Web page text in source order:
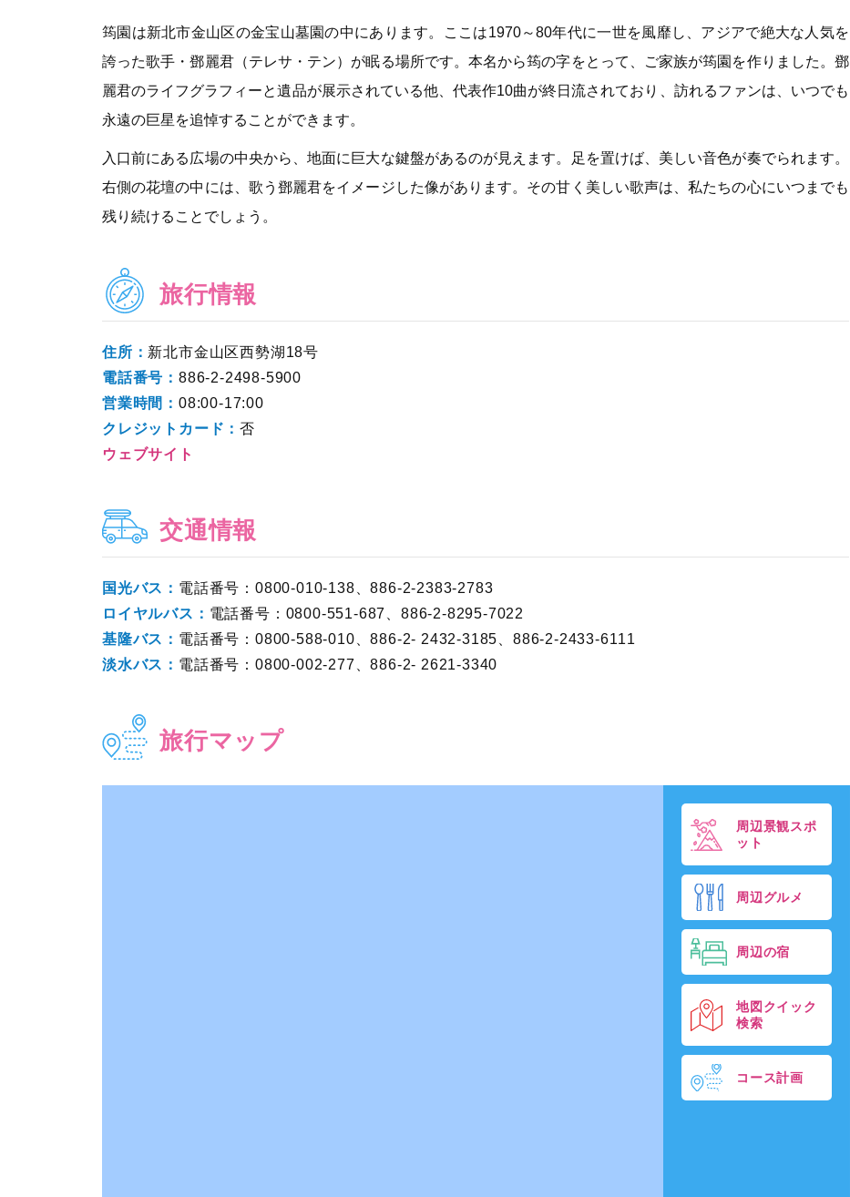
筠園は新北市金山区の金宝山墓園の中にあります。ここは1970～80年代に一世を風靡し、アジアで絶大な人気を
誇った歌手・鄧麗君（テレサ・テン）が眠る場所です。本名から筠の字をとって、ご家族が筠園を作りました。鄧
麗君のライフグラフィーと遺品が展示されている他、代表作10曲が終日流されており、訪れるファンは、いつでも
永遠の巨星を追悼することができます。
入口前にある広場の中央から、地面に巨大な鍵盤があるのが見えます。足を置けば、美しい音色が奏でられます。
右側の花壇の中には、歌う鄧麗君をイメージした像があります。その甘く美しい歌声は、私たちの心にいつまでも
残り続けることでしょう。
旅行情報
住所： 新北市金山区西勢湖18号
電話番号： 886-2-2498-5900
営業時間： 08:00-17:00
クレジットカード：否
ウェブサイト
交通情報
国光バス： 電話番号：0800-010-138、886-2-2383-2783
ロイヤルバス： 電話番号：0800-551-687、886-2-8295-7022
基隆バス： 電話番号：0800-588-010、886-2- 2432-3185、886-2-2433-6111
淡水バス： 電話番号：0800-002-277、886-2- 2621-3340
旅行マップ
周辺景観スポ
ット
周辺グルメ
周辺の宿
地図クイック
検索
コース計画